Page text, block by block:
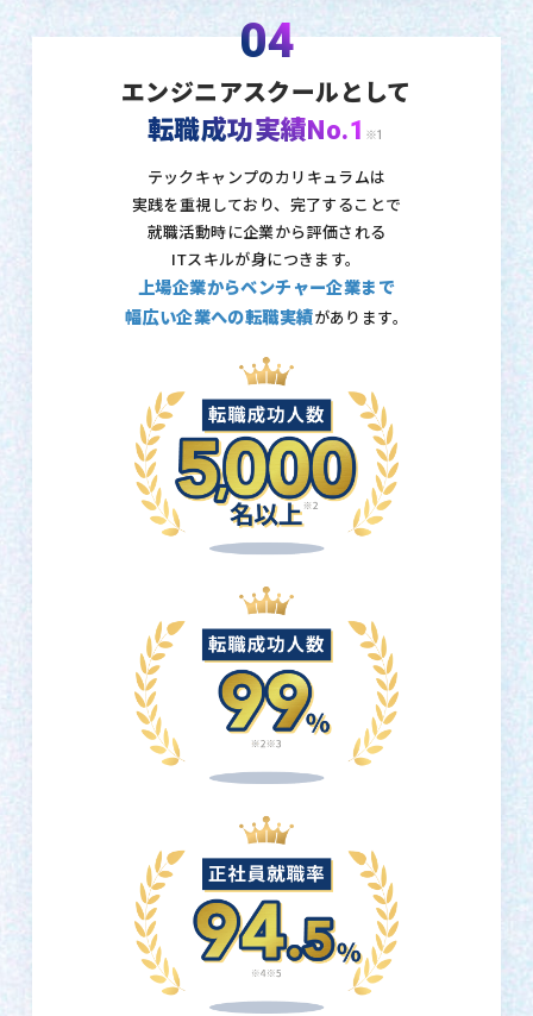
04
エンジニアスクールとして
転職成功実績No.1 ※1
テックキャンプのカリキュラムは
実践を重視しており、 完了することで
就職活動時に企業から評価される
ITスキルが身につきます。
上場企業からベンチャー企業まで
幅広い企業への転職実績があります。